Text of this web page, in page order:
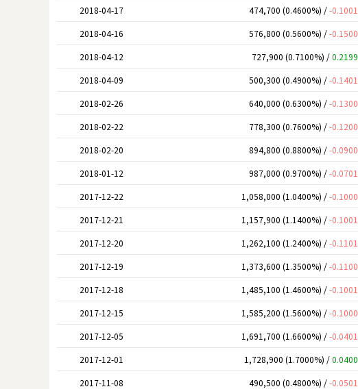
2018-04-17
474,700 (0.4600%) /-0.1001
2018-04-16
576,800 (0.5600%) /-0.1500
2018-04-12
727,900 (0.7100%) /0.2199
2018-04-09
500,300 (0.4900%) /-0.1401
2018-02-26
640,000 (0.6300%) /-0.1300
2018-02-22
778,300 (0.7600%) /-0.1200
2018-02-20
894,800 (0.8800%) /-0.0900
2018-01-12
987,000 (0.9700%) /-0.0701
2017-12-22
1,058,000 (1.0400%) /-0.1000
2017-12-21
1,157,900 (1.1400%) /-0.1001
2017-12-20
1,262,100 (1.2400%) /-0.1101
2017-12-19
1,373,600 (1.3500%) /-0.1100
2017-12-18
1,485,100 (1.4600%) /-0.1001
2017-12-15
1,585,200 (1.5600%) /-0.1000
2017-12-05
1,691,700 (1.6600%) /-0.0401
2017-12-01
1,728,900 (1.7000%) /0.0400
2017-11-08
490,500 (0.4800%) /-0.0501